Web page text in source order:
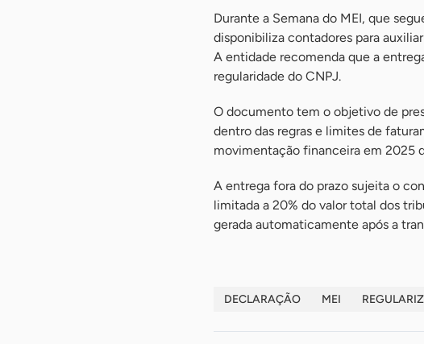
Durante a Semana do MEI, que
disponibiliza contadores para
A entidade recomenda que a
regularidade do CNPJ.
O documento tem o objetivo de
dentro das regras e limites de
movimentação financeira em 2025
A entrega fora do prazo sujeita o
limitada a 20% do valor total dos
gerada automaticamente após a
DECLARAÇÃO MEI